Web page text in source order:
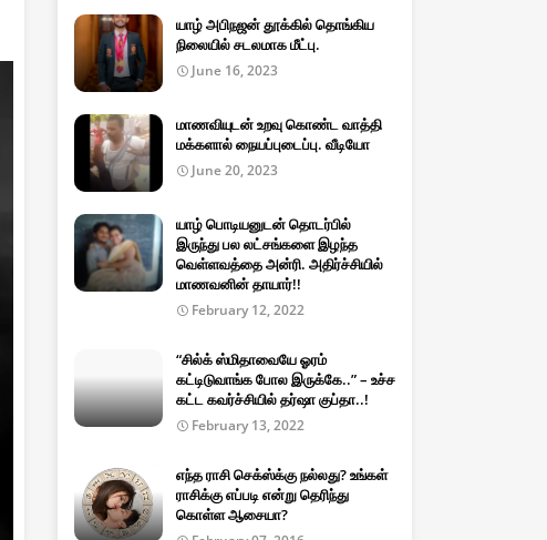
யாழ் அபிநஜன் தூக்கில் தொங்கிய
நிலையில் சடலமாக மீட்பு.
June 16, 2023
மாணவியுடன் உறவு கொண்ட வாத்தி
மக்களால் நையப்புடைப்பு. வீடியோ
June 20, 2023
யாழ் பொடியனுடன் தொடர்பில்
இருந்து பல லட்சங்களை இழந்த
வெள்ளவத்தை அன்ரி. அதிர்ச்சியில்
மாணவனின் தாயார்!!
February 12, 2022
“சில்க் ஸ்மிதாவையே ஓரம்
கட்டிடுவாங்க போல இருக்கே..” – உச்ச
கட்ட கவர்ச்சியில் தர்ஷா குப்தா..!
February 13, 2022
எந்த ராசி செக்ஸ்க்கு நல்லது? உங்கள்
ராசிக்கு எப்படி என்று தெரிந்து
கொள்ள ஆசையா?